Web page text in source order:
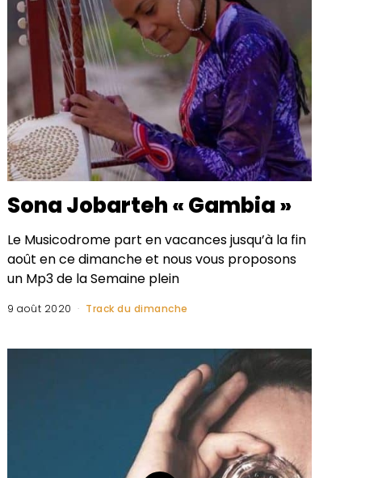
Sona Jobarteh « Gambia »
Le Musicodrome part en vacances jusqu’à la fin
août en ce dimanche et nous vous proposons
un Mp3 de la Semaine plein
9 août 2020 Track du dimanche